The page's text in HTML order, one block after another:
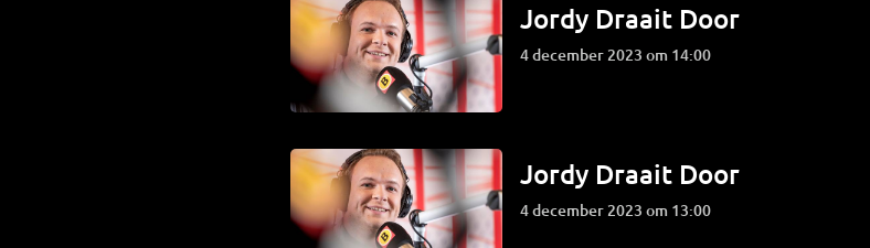
Jordy Draait Door
4 december 2023 om 14:00
Jordy Draait Door
4 december 2023 om 13:00